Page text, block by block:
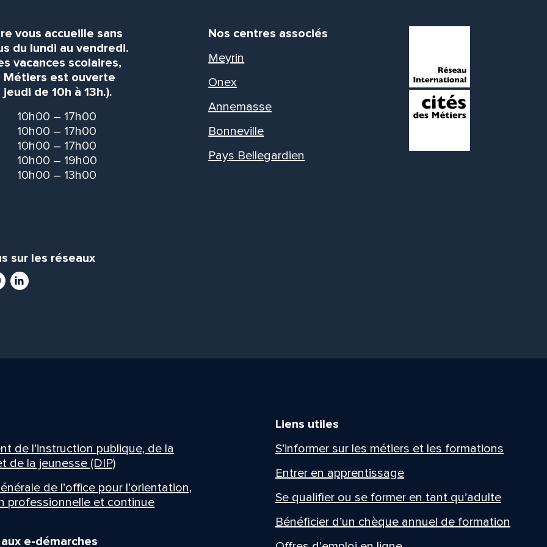
vous accueille sans
du lundi au vendredi.
vacances scolaires,
Métiers est ouverte
de 10h à 13h.).
10h00 – 17h00
10h00 – 17h00
10h00 – 17h00
10h00 – 19h00
10h00 – 13h00
sur les réseaux
LinkedIn
Nos centres associés
Meyrin
Onex
Annemasse
Bonneville
Pays Bellegardien
de l’instruction publique, de la
de la jeunesse (DIP)
de l’office pour l’orientation,
professionnelle et continue
e-démarches
Liens utiles
S’informer sur les métiers et les formations
Entrer en apprentissage
Se qualifier ou se former en tant qu’adulte
Bénéficier d’un chèque annuel de formation